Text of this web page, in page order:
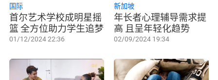
首尔艺术学校成明星摇
篮 全方位助力学生追梦
国际
01/12/2024 22:36
年长者心理辅导需求提
高 且呈年轻化趋势
新加坡
02/09/2024 19:34